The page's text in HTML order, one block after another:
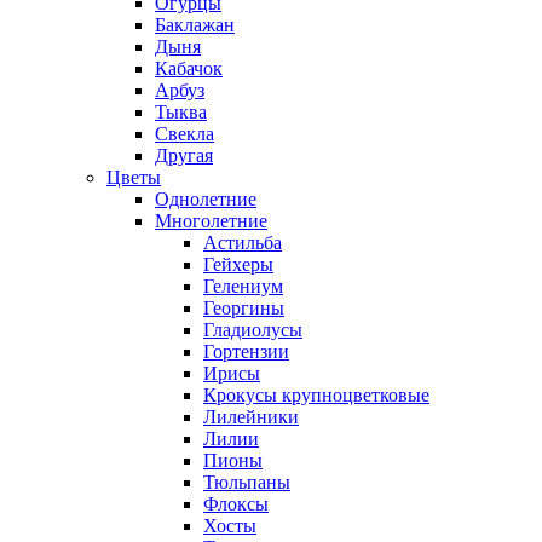
Баклажан
Дыня
Кабачок
Арбуз
Тыква
Свекла
Другая
Цветы
Однолетние
Многолетние
Астильба
Гейхеры
Гелениум
Георгины
Гладиолусы
Гортензии
Ирисы
Крокусы крупноцветковые
Лилейники
Лилии
Пионы
Тюльпаны
Флоксы
Хосты